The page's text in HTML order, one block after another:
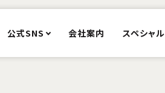
公式SNS 会社案内 スペシャル